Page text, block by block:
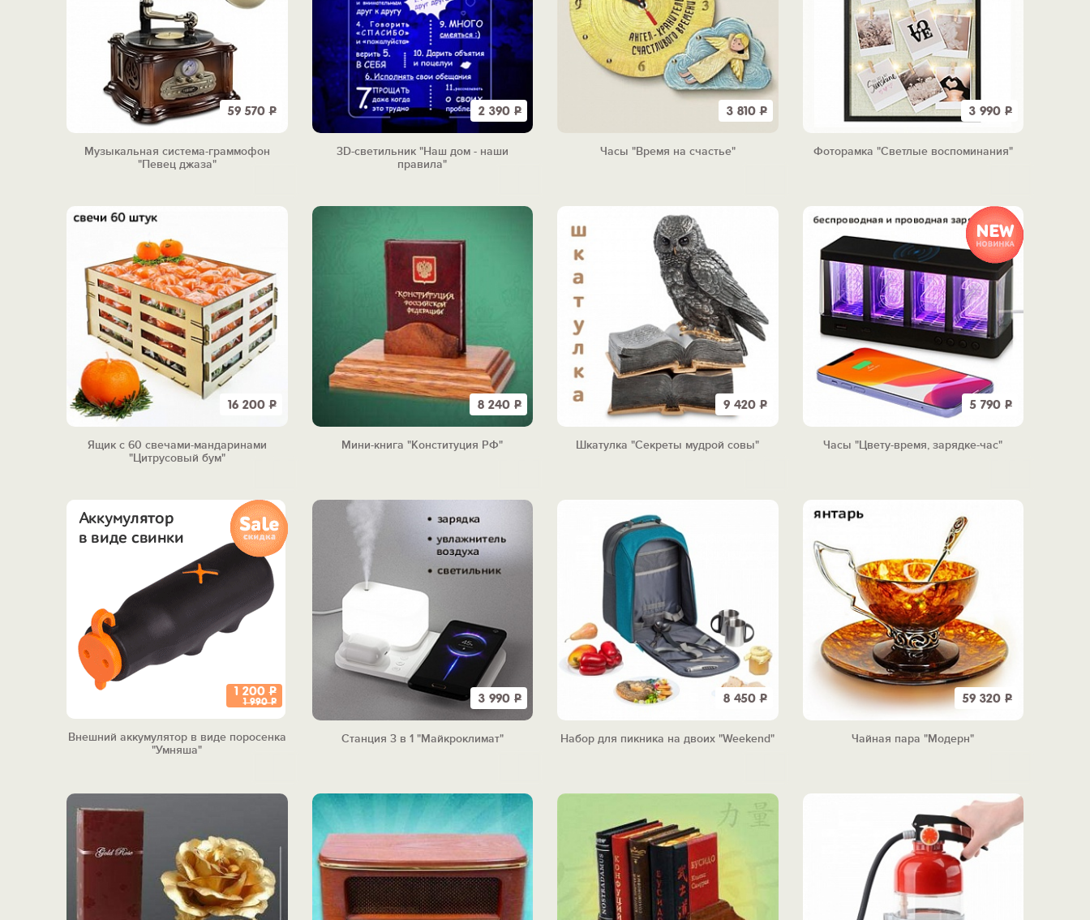
59 570Р
Музыкальная система-граммофон
"Певец джаза"
2 390 Р
3D-светильник "Наш дом - наши
правила"
3 810Р
Часы "Время на счастье"
3 990 Р
Фоторамка "Светлые воспоминания"
16 200Р
Ящик с 60 свечами-мандаринами
"Цитрусовый бум"
8 240 Р
Мини-книга "Конституция РФ"
9 420Р
Шкатулка "Секреты мудрой совы"
5 790 Р
Часы "Цвету-время, зарядке-час"
1 200Р
1 990Р
Внешний аккумулятор в виде поросенка
"Умняша"
3 990 Р
Станция 3 в 1 "Майкроклимат"
8 450Р
Набор для пикника на двоих "Weekend"
59 320 Р
Чайная пара "Модерн"